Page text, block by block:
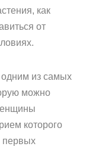
как
от
одним из самых
можно
которого
первых